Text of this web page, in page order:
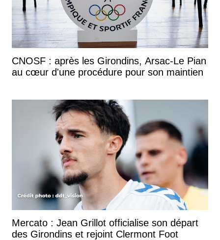
CNOSF : après les Girondins, Arsac-Le Pian
au cœur d'une procédure pour son maintien
Mercato : Jean Grillot officialise son départ
des Girondins et rejoint Clermont Foot